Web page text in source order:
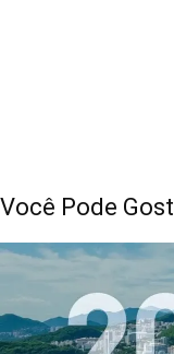
Você Pode